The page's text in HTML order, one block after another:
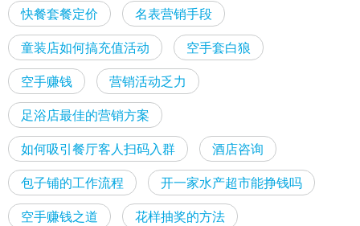
快餐套餐定价
名表营销手段
童装店如何搞充值活动
空手套白狼
空手赚钱
营销活动乏力
足浴店最佳的营销方案
如何吸引餐厅客人扫码入群
酒店咨询
包子铺的工作流程
开一家水产超市能挣钱吗
空手赚钱之道
花样抽奖的方法